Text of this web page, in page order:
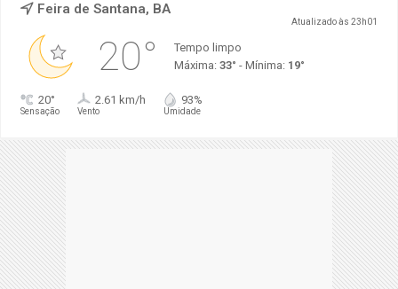
Feira de Santana, BA
Atualizado às 23h01
20°
Tempo limpo
Máxima: 33° - Mínima: 19°
20°
Sensação
2.61 km/h
Vento
93%
Umidade